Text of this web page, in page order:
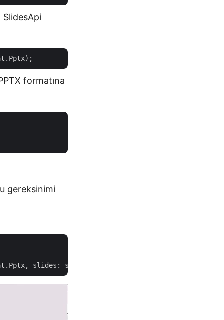
SlidesApi
formatına
gereksinimi